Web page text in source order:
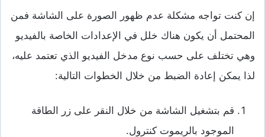
إن كنت تواجه مشكلة عدم ظهور الصورة على الشاشة فمن
المحتمل أن يكون هناك خلل في الإعدادات الخاصة بالفيديو
وهي تختلف على حسب نوع مدخل الفيديو الذي تعتمد عليه،
لذا يمكن إعادة الضبط من خلال الخطوات التالية:
قم بتشغيل الشاشة من خلال النقر على زر الطاقة
الموجود بالريموت كنترول.